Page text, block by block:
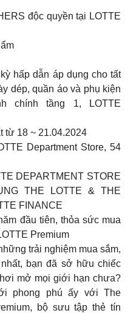
độc quyền tại LOTTE
hấp dẫn áp dụng cho tất
dép, quần áo và phụ kiện
chính tầng 1, LOTTE
từ 18 ~ 21.04.2024
Department Store, 54
DEPARTMENT STORE
THE LOTTE & THE
FINANCE
đầu tiên, thỏa sức mua
Premium
trải nghiệm mua sắm,
bạn đã sở hữu chiếc
mở mọi giới hạn chưa?
phong phú ấy với The
bộ sưu tập thẻ tín